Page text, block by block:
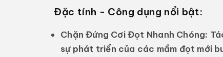
Đặc tính - Công dụng nổi bật:
Chặn Đứng Cơi Đọt Nhanh Chóng:
sự phát triển của các mầm đọt mới